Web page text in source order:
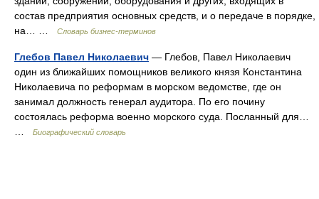
состав предприятия основных средств, и о передаче в порядке,
на… …
Словарь бизнес-терминов
Глебов Павел Николаевич — Глебов, Павел Николаевич
один из ближайших помощников великого князя Константина
Николаевича по реформам в морском ведомстве, где он
занимал должность генерал аудитора. По его почину
состоялась реформа военно морского суда. Посланный для…
Биографический словарь